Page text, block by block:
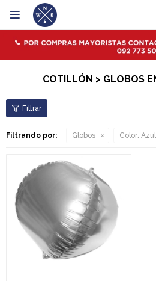

COTILLÓN > GLOBOS
Filtrando por: Globos Color: Azul